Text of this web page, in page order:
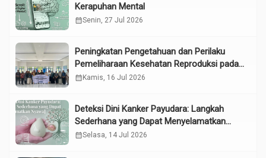
Kerapuhan Mental
calendar_monthSenin, 27 Jul 2026
Peningkatan Pengetahuan dan Perilaku
Pemeliharaan Kesehatan Reproduksi pada
Lansia melalui Edukasi dan Konseling di
calendar_month Kamis, 16 Jul 2026
Deteksi Dini Kanker Payudara: Langkah
Sederhana yang Dapat Menyelamatkan
Nyawa
calendar_monthSelasa, 14 Jul 2026